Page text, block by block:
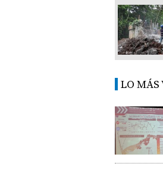
LO MÁS